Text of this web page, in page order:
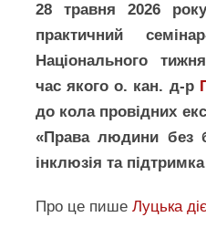
28 травня 2026
практичний
Національного
час якого о. кан. д-р
до кола провідних
«Права людини без
інклюзія та
Про це пишеЛуцька